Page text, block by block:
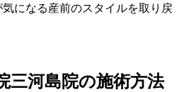
になる産前のスタイルを取り戻
三河島院の施術方法